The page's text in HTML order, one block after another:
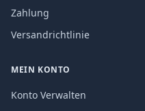
Zahlung
Versandrichtlinie
MEIN KONTO
Konto Verwalten